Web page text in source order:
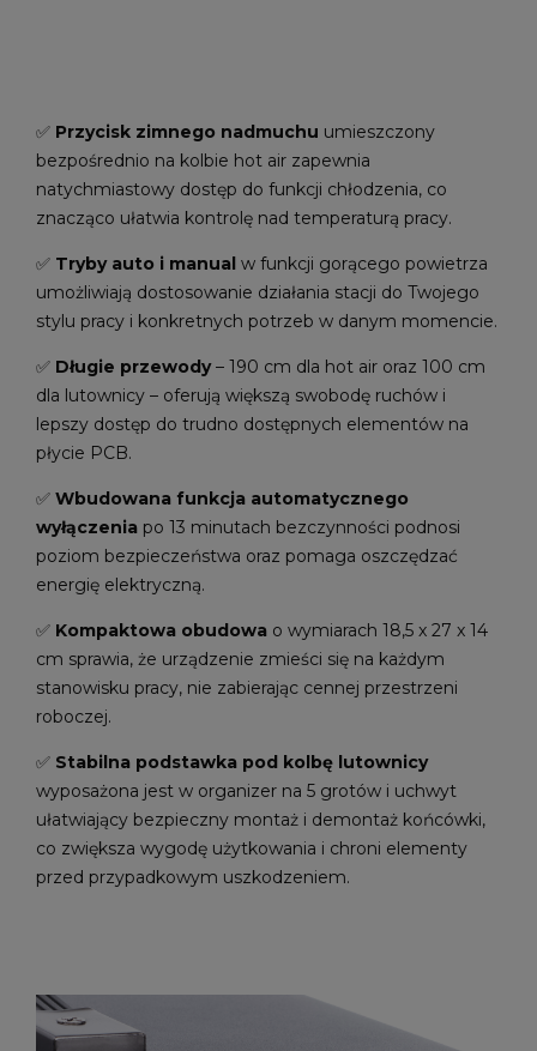
✅ Przycisk zimnego nadmuchu umieszczony
bezpośrednio na kolbie hot air zapewnia
natychmiastowy dostęp do funkcji chłodzenia, co
znacząco ułatwia kontrolę nad temperaturą pracy.
✅ Tryby auto i manual w funkcji gorącego powietrza
umożliwiają dostosowanie działania stacji do Twojego
stylu pracy i konkretnych potrzeb w danym momencie.
✅ Długie przewody– 190 cm dla hot air oraz 100 cm
dla lutownicy – oferują większą swobodę ruchów i
lepszy dostęp do trudno dostępnych elementów na
płycie PCB.
✅ Wbudowana funkcja automatycznego
wyłączenia po 13 minutach bezczynności podnosi
poziom bezpieczeństwa oraz pomaga oszczędzać
energię elektryczną.
✅ Kompaktowa obudowa o wymiarach 18,5 x 27 x 14
cm sprawia, że urządzenie zmieści się na każdym
stanowisku pracy, nie zabierając cennej przestrzeni
roboczej.
✅ Stabilna podstawka pod kolbę lutownicy
wyposażona jest w organizer na 5 grotów i uchwyt
ułatwiający bezpieczny montaż i demontaż końcówki,
co zwiększa wygodę użytkowania i chroni elementy
przed przypadkowym uszkodzeniem.